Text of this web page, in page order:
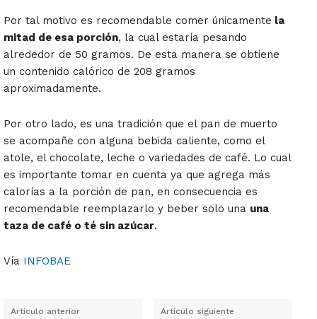
Por tal motivo es recomendable comer únicamente la
mitad de esa porción, la cual estaría pesando
alrededor de 50 gramos. De esta manera se obtiene
un contenido calórico de 208 gramos
aproximadamente.
Por otro lado, es una tradición que el pan de muerto
se acompañe con alguna bebida caliente, como el
atole, el chocolate, leche o variedades de café. Lo cual
es importante tomar en cuenta ya que agrega más
calorías a la porción de pan, en consecuencia es
recomendable reemplazarlo y beber solo una una
taza de café o té sin azúcar.
Vía INFOBAE
Artículo anterior Artículo siguiente